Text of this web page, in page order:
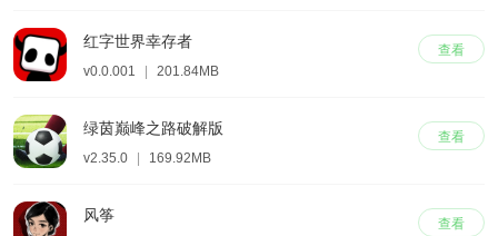
查看
红字世界幸存者
v0.0.001 201.84MB
查看
绿茵巅峰之路破解版
v2.35.0 169.92MB
查看
风筝